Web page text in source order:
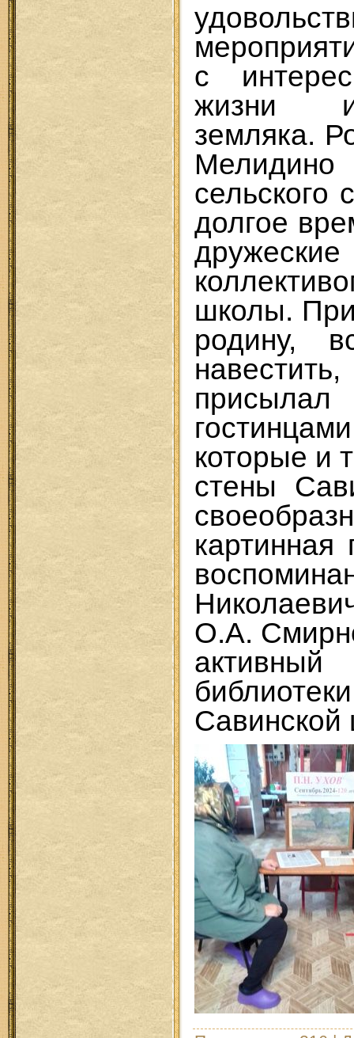
с
жизни и
земляка.
сельского
долгое
школы.
родину,
которые и
стены
картинная
О.А.